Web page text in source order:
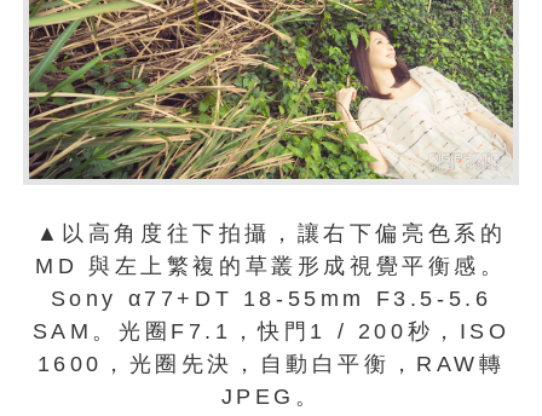
▲以高角度往下拍攝，讓右下偏亮色系的
MD 與左上繁複的草叢形成視覺平衡感。
Sony α77+DT 18-55mm F3.5-5.6
SAM。光圈F7.1，快門1 / 200秒，ISO
1600，光圈先決，自動白平衡，RAW轉
JPEG。